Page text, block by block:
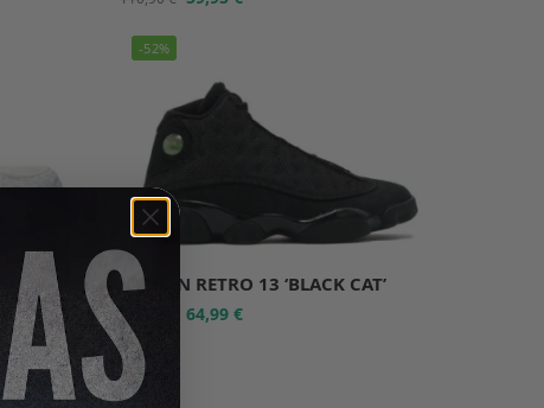
-52%
JORDAN RETRO 13 ‘BLACK CAT’
135,99 64,99 €
-46%